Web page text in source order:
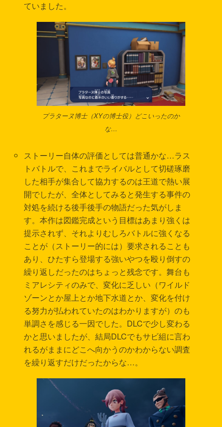
ていました。
プラターヌ博士（XYの博士役）どこいったのか
な…
ストーリー自体の評価としては普通かな…ラス
トバトルで、これまでライバルとして切磋琢磨
した相手が集合して協力するのは王道で熱い展
開でしたが、全体としてみると発生する事件の
対処を続ける後手後手の物語だった気がしま
す。本作は図鑑完成という目標はあまり強くは
提示されず、それよりむしろバトルに強くなる
ことが（ストーリー的には）要求されることも
あり、ひたすら登場する強いやつを殴り倒すの
繰り返しだったのはちょっと残念です。舞台も
ミアレシティのみで、変化に乏しい（ワイルド
ゾーンとか屋上とか地下水道とか、変化を付け
る努力が払われていたのはわかりますが）のも
単調さを感じる一因でした。DLCで少し変わる
かと思いましたが、結局DLCでもサビ組に言わ
れるがままにどこへ向かうのかわからない調査
を繰り返すだけだったからな…。